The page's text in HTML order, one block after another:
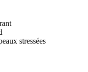
stressées